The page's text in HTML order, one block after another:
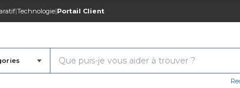
|Technologie|Portail Client